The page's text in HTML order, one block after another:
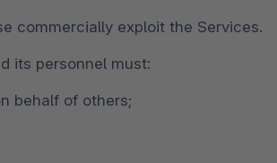
commercially exploit the Services.
its personnel must:
behalf of others;